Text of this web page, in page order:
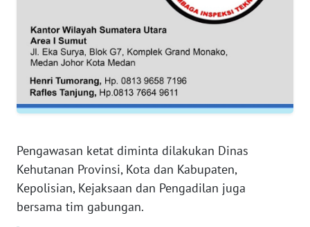
Pengawasan ketat diminta dilakukan Dinas
Kehutanan Provinsi, Kota dan Kabupaten,
Kepolisian, Kejaksaan dan Pengadilan juga
bersama tim gabungan.
WN
BANTEN
WN
NTT
KEPRI
WN
PAPUA